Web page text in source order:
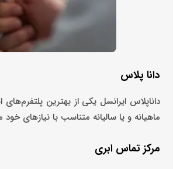
دانا پلاس
داناپلاس ایرانسل یکی از بهترین
ماهیانه و یا سالیانه متناسب با نیازهای
مرکز تماس ابری